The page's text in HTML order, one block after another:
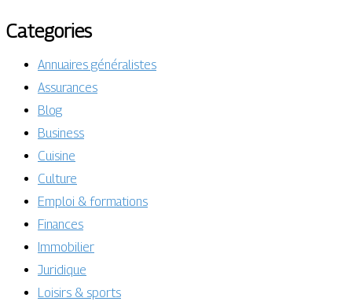
Categories
Annuaires généralistes
Assurances
Blog
Business
Cuisine
Culture
Emploi & formations
Finances
Immobilier
Juridique
Loisirs & sports